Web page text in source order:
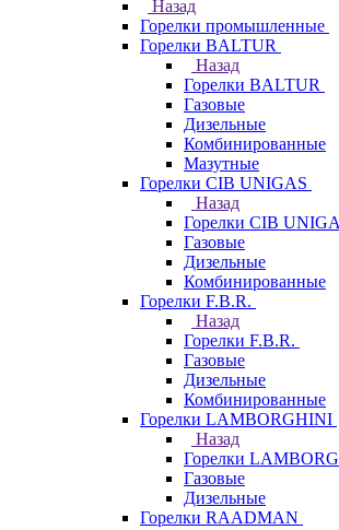
Назад
Горелки промышленные
Горелки BALTUR
Назад
Горелки BALTUR
Газовые
Дизельные
Комбинированные
Мазутные
Горелки CIB UNIGAS
Назад
Горелки CIB
Газовые
Дизельные
Комбинированные
Горелки F.B.R.
Назад
Горелки F.B.R.
Газовые
Дизельные
Комбинированные
Горелки LAMBORGHINI
Назад
Горелки
Газовые
Дизельные
Горелки RAADMAN